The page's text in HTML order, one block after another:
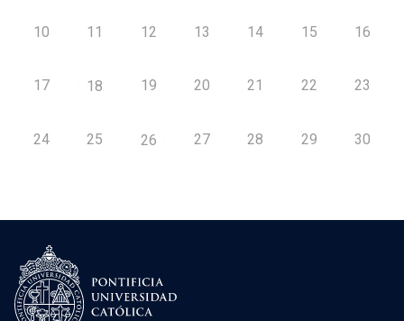
10 11 12 13 14 15 16
17 18 19 20 21 22 23
24 25 26 27 28 29 30